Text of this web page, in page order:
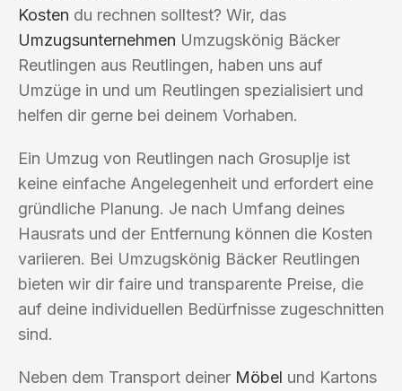
Kosten du rechnen solltest? Wir, das
Umzugsunternehmen Umzugskönig Bäcker
Reutlingen aus Reutlingen, haben uns auf
Umzüge in und um Reutlingen spezialisiert und
helfen dir gerne bei deinem Vorhaben.
Ein Umzug von Reutlingen nach Grosuplje ist
keine einfache Angelegenheit und erfordert eine
gründliche Planung. Je nach Umfang deines
Hausrats und der Entfernung können die Kosten
variieren. Bei Umzugskönig Bäcker Reutlingen
bieten wir dir faire und transparente Preise, die
auf deine individuellen Bedürfnisse zugeschnitten
sind.
Neben dem Transport deiner Möbel und Kartons